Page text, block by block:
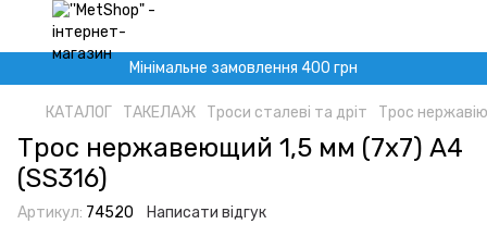
Мінімальне замовлення 400 грн
КАТАЛОГ ТАКЕЛАЖ Троси сталеві та дріт Трос
Трос нержавеющий 1,5 мм (7х7) A4
(SS316)
Артикул: 74520 Написати відгук